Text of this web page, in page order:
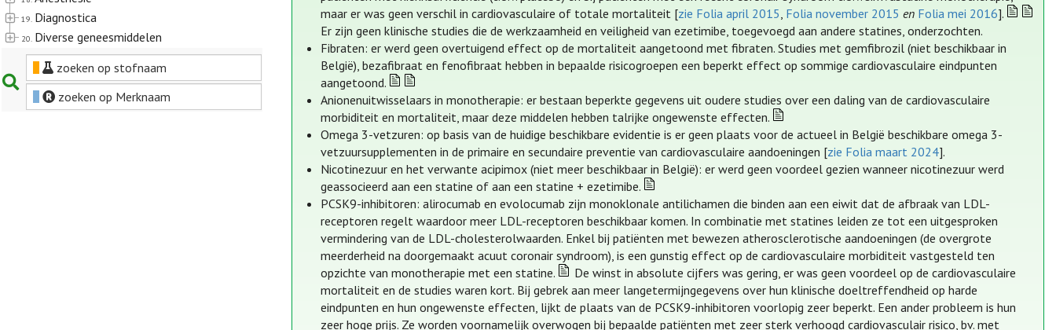
19. Diagnostica
20. Diverse geneesmiddelen
zoeken op stofnaam
zoeken op Merknaam
maar er was geen verschil in cardiovasculaire of totale mortaliteit [zie Folia april 2015, Folia november 2015 en Folia mei 2016].
Er zijn geen klinische studies die de werkzaamheid en veiligheid van ezetimibe, toegevoegd aan andere statines, onderzochten.
Fibraten: er werd geen overtuigend effect op de mortaliteit aangetoond met fibraten. Studies met gemfibrozil (niet beschikbaar in
België), bezafibraat en fenofibraat hebben in bepaalde risicogroepen een beperkt effect op sommige cardiovasculaire eindpunten
aangetoond.
Anionenuitwisselaars in monotherapie: er bestaan beperkte gegevens uit oudere studies over een daling van de cardiovasculaire
morbiditeit en mortaliteit, maar deze middelen hebben talrijke ongewenste effecten.
Omega 3-vetzuren: op basis van de huidige beschikbare evidentie is er geen plaats voor de actueel in België beschikbare omega 3-
vetzuursupplementen in de primaire en secundaire preventie van cardiovasculaire aandoeningen [zie Folia maart 2024].
Nicotinezuur en het verwante acipimox (niet meer beschikbaar in België): er werd geen voordeel gezien wanneer nicotinezuur werd
geassocieerd aan een statine of aan een statine + ezetimibe.
PCSK9-inhibitoren: alirocumab en evolocumab zijn monoklonale antilichamen die binden aan een eiwit dat de afbraak van LDL-
receptoren regelt waardoor meer LDL-receptoren beschikbaar komen. In combinatie met statines leiden ze tot een uitgesproken
vermindering van de LDL-cholesterolwaarden. Enkel bij patiënten met bewezen atherosclerotische aandoeningen (de overgrote
meerderheid na doorgemaakt acuut coronair syndroom), is een gunstig effect op de cardiovasculaire morbiditeit vastgesteld ten
opzichte van monotherapie met een statine.
De winst in absolute cijfers was gering, er was geen voordeel op de cardiovasculaire
mortaliteit en de studies waren kort. Bij gebrek aan meer langetermijngegevens over hun klinische doeltreffendheid op harde
eindpunten en hun ongewenste effecten, lijkt de plaats van de PCSK9-inhibitoren voorlopig zeer beperkt. Een ander probleem is hun
zeer hoge prijs. Ze worden voornamelijk overwogen bij bepaalde patiënten met zeer sterk verhoogd cardiovasculair risico, bv. met